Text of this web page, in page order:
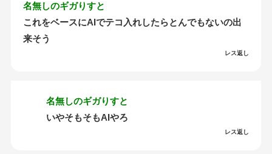
名無しのギガりすと
これをベースにAIでテコ入れしたらとんでもないの出
来そう
レス返し
名無しのギガりすと
いやそもそもAIやろ
レス返し